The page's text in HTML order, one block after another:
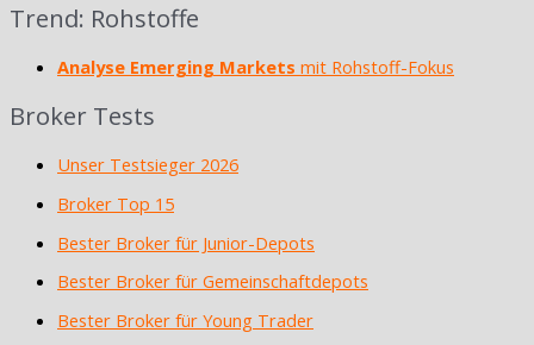
Trend: Rohstoffe
Analyse Emerging Markets mit Rohstoff-Fokus
Broker Tests
Unser Testsieger 2026
Broker Top 15
Bester Broker für Junior-Depots
Bester Broker für Gemeinschaftdepots
Bester Broker für Young Trader